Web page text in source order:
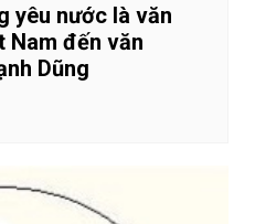
yêu nước là văn
Nam đến văn
Dũng